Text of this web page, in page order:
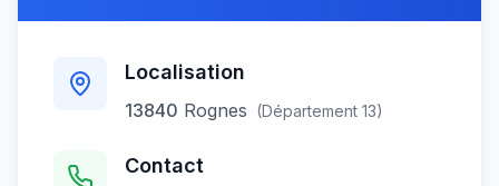
Localisation
13840 Rognes (Département 13)
Contact